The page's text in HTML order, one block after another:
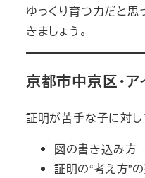
ゆっくり育つ力だと思
きましょう。
京都市中京区・
証明が苦手な子に対し
図の書き込み方
証明の“考え方”